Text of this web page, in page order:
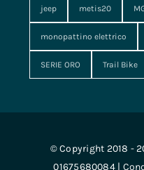
jeep metis20
monopattino elettrico
SERIE ORO Trail Bike
© Copyright 2018 -
01675680084 |